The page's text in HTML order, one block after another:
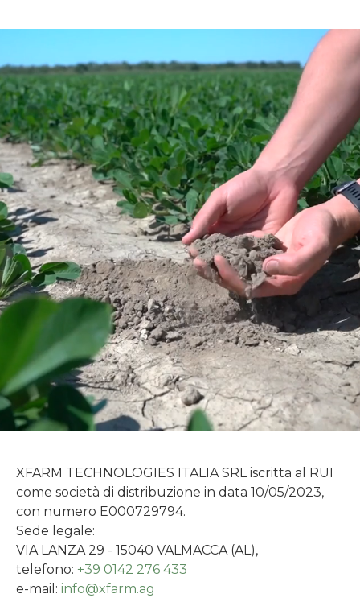
XFARM TECHNOLOGIES ITALIA SRL iscritta al RUI
come società di distribuzione in data 10/05/2023,
con numero E000729794.
Sede legale:
VIA LANZA 29 - 15040 VALMACCA (AL),
telefono: +39 0142 276 433
e-mail: info@xfarm.ag